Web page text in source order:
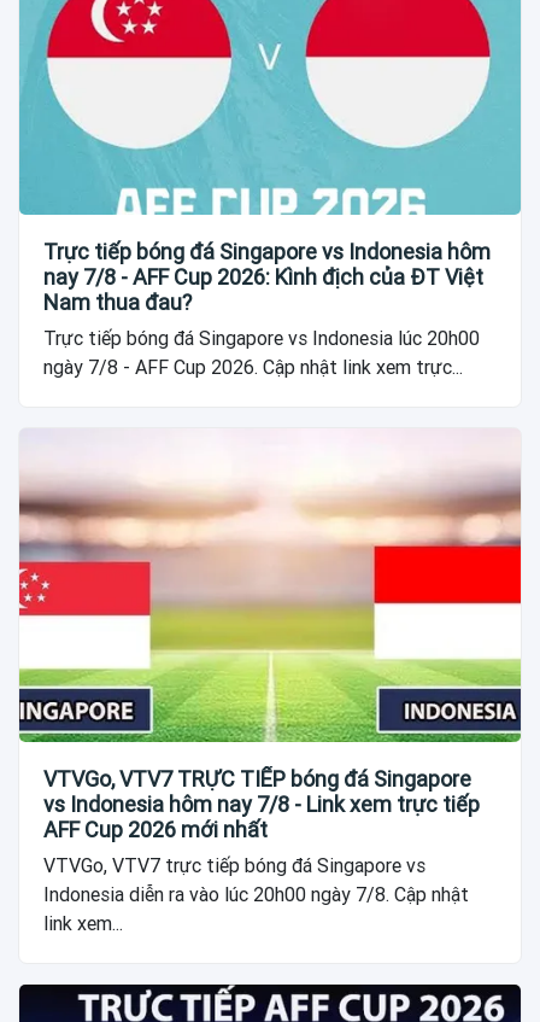
Trực tiếp bóng đá Singapore vs Indonesia hôm
nay 7/8 - AFF Cup 2026: Kình địch của ĐT Việt
Nam thua đau?
Trực tiếp bóng đá Singapore vs Indonesia lúc 20h00
ngày 7/8 - AFF Cup 2026. Cập nhật link xem trực...
VTVGo, VTV7 TRỰC TIẾP bóng đá Singapore
vs Indonesia hôm nay 7/8 - Link xem trực tiếp
AFF Cup 2026 mới nhất
VTVGo, VTV7 trực tiếp bóng đá Singapore vs
Indonesia diễn ra vào lúc 20h00 ngày 7/8. Cập nhật
link xem...